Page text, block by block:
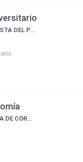
UAP UNIVERSIDAD ADVENTISTA DEL PLATA
UCC UNIVERSIDAD CATÓLICA DE CÓRDOBA